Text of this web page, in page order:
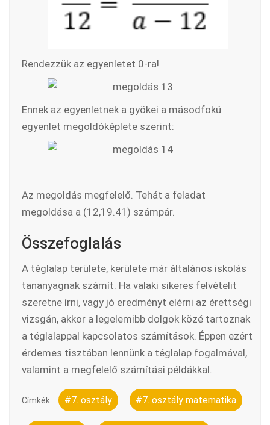
Rendezzük az egyenletet 0-ra!
Ennek az egyenletnek a gyökei a másodfokú
egyenlet megoldóképlete szerint:
Az megoldás megfelelő. Tehát a feladat
megoldása a (12,19.41) számpár.
Összefoglalás
A téglalap területe, kerülete már általános iskolás
tananyagnak számít. Ha valaki sikeres felvételit
szeretne írni, vagy jó eredményt elérni az érettségi
vizsgán, akkor a legelemibb dolgok közé tartoznak
a téglalappal kapcsolatos számítások. Éppen ezért
érdemes tisztában lennünk a téglalap fogalmával,
valamint a megfelelő számítási példákkal.
Címkék: #7. osztály #7. osztály matematika